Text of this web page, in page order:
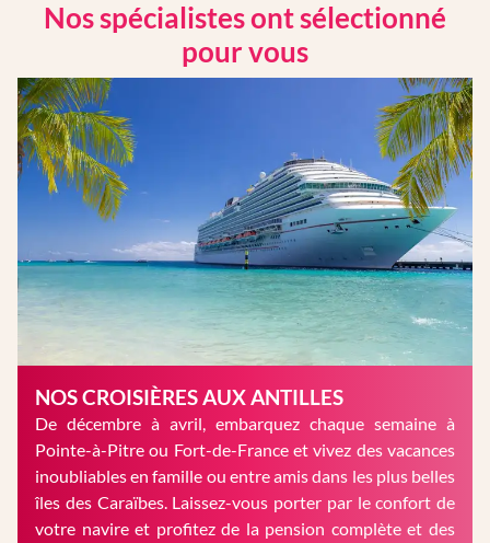
Nos spécialistes ont sélectionné
pour vous
NOS CROISIÈRES AUX ANTILLES
De décembre à avril, embarquez chaque semaine à
Pointe-à-Pitre ou Fort-de-France et vivez des vacances
inoubliables en famille ou entre amis dans les plus belles
îles des Caraïbes. Laissez-vous porter par le confort de
votre navire et profitez de la pension complète et des